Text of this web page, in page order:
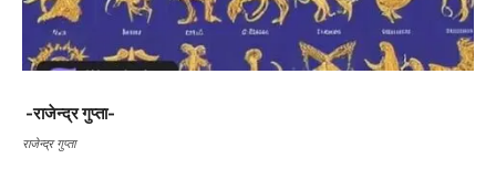
-राजेन्द्र गुप्ता-
राजेन्द्र गुप्ता